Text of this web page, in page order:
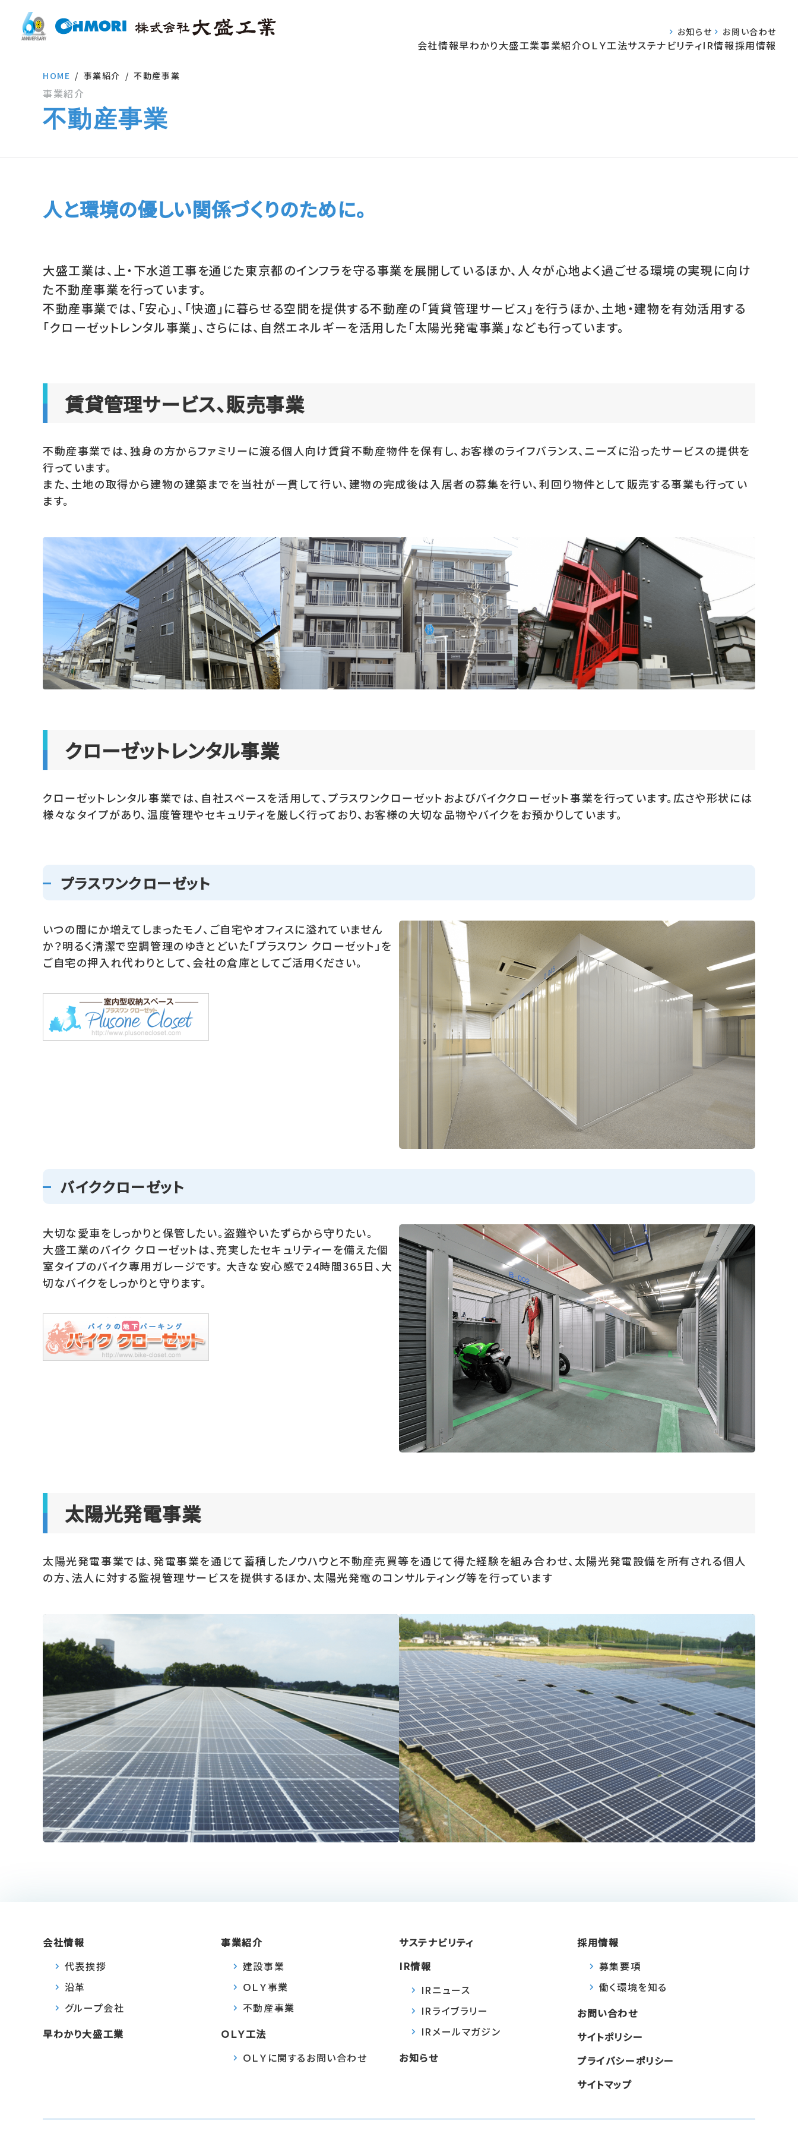
会社情報早わかり大盛工業事業紹介ＯＬＹ工法サステナビリティIR情報採用情報
お知らせ お問い合わせ
HOME 事業紹介 不動産事業
事業紹介
不動産事業
人と環境の優しい関係づくりのために。
大盛工業は、上・下水道工事を通じた東京都のインフラを守る事業を展開しているほか、人々が心地よく過ごせる環境の実現に向け
た不動産事業を行っています。
不動産事業では、「安心」、「快適」に暮らせる空間を提供する不動産の「賃貸管理サービス」を行うほか、土地・建物を有効活用する
「クローゼットレンタル事業」、さらには、自然エネルギーを活用した「太陽光発電事業」なども行っています。
賃貸管理サービス、販売事業
不動産事業では、独身の方からファミリーに渡る個人向け賃貸不動産物件を保有し、お客様のライフバランス、ニーズに沿ったサービスの提供を
行っています。
また、土地の取得から建物の建築までを当社が一貫して行い、建物の完成後は入居者の募集を行い、利回り物件として販売する事業も行ってい
ます。
クローゼットレンタル事業
クローゼットレンタル事業では、自社スペースを活用して、プラスワンクローゼットおよびバイククローゼット事業を行っています。広さや形状には
様々なタイプがあり、温度管理やセキュリティを厳しく行っており、お客様の大切な品物やバイクをお預かりしています。
プラスワンクローゼット
いつの間にか増えてしまったモノ、ご自宅やオフィスに溢れていません
か？明るく清潔で空調管理のゆきとどいた「プラスワン クローゼット」を
ご自宅の押入れ代わりとして、会社の倉庫としてご活用ください。
バイククローゼット
大切な愛車をしっかりと保管したい。盗難やいたずらから守りたい。
大盛工業のバイク クローゼットは、充実したセキュリティーを備えた個
室タイプのバイク専用ガレージです。 大きな安心感で24時間365日、大
切なバイクをしっかりと守ります。
太陽光発電事業
太陽光発電事業では、発電事業を通じて蓄積したノウハウと不動産売買等を通じて得た経験を組み合わせ、太陽光発電設備を所有される個人
の方、法人に対する監視管理サービスを提供するほか、太陽光発電のコンサルティング等を行っています
会社情報
代表挨拶
沿革
グループ会社
早わかり大盛工業
事業紹介
建設事業
ＯＬＹ事業
不動産事業
ＯＬＹ工法
ＯＬＹに関するお問い合わせ
サステナビリティ
IR情報
IRニュース
IRライブラリー
IRメールマガジン
お知らせ
採用情報
募集要項
働く環境を知る
お問い合わせ
サイトポリシー
プライバシーポリシー
サイトマップ